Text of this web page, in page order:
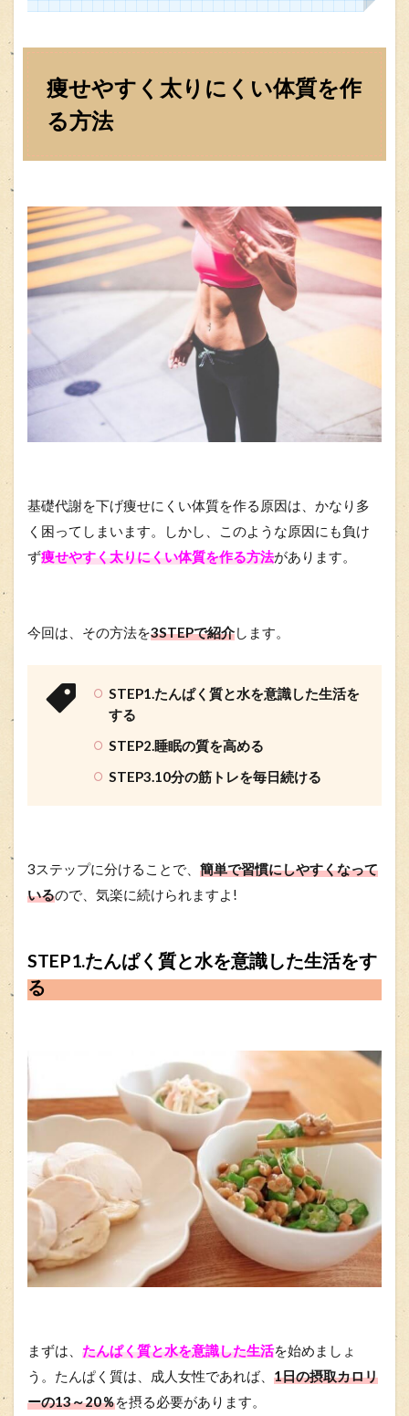
痩せやすく太りにくい体質を作
る方法
基礎代謝を下げ痩せにくい体質を作る原因は、かなり多
く困ってしまいます。しかし、このような原因にも負け
ず痩せやすく太りにくい体質を作る方法があります。
今回は、その方法を3STEPで紹介します。
STEP1.たんぱく質と水を意識した生活を
する
STEP2.睡眠の質を高める
STEP3.10分の筋トレを毎日続ける
3ステップに分けることで、 簡単で習慣にしやすくなって
いるので、気楽に続けられますよ!
STEP1.たんぱく質と水を意識した生活をす
る
まずは、 たんぱく質と水を意識した生活を始めましょ
う。たんぱく質は、成人女性であれば、 1日の摂取カロリ
ーの13～20％を摂る必要があります。